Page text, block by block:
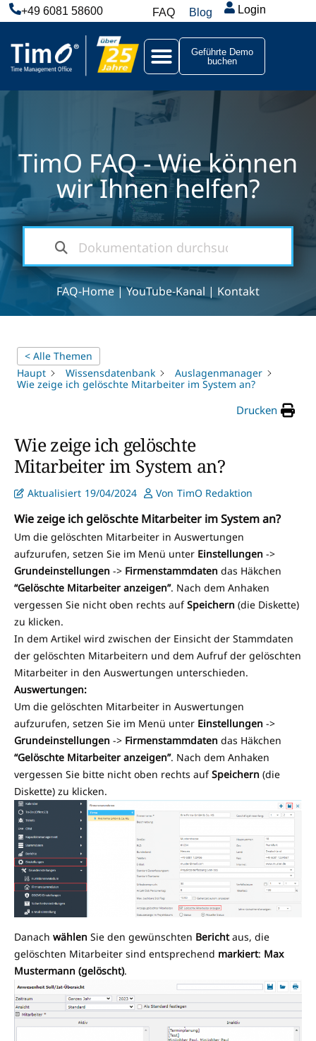
+49 6081 58600 FAQ Blog Login
Geführte Demo
buchen
TimO FAQ - Wie können
wir Ihnen helfen?
FAQ-Home|YouTube-Kanal | Kontakt
< Alle Themen
Haupt
Wissensdatenbank
Auslagenmanager
Wie zeige ich gelöschte Mitarbeiter im System an?
Drucken
Wie zeige ich gelöschte
Mitarbeiter im System an?
Aktualisiert 19/04/2024 Von TimO Redaktion
Wie zeige ich gelöschte Mitarbeiter im System an?
Um die gelöschten Mitarbeiter in Auswertungen
aufzurufen, setzen Sie im Menü unter Einstellungen ->
Grundeinstellungen -> Firmenstammdaten das Häkchen
“Gelöschte Mitarbeiter anzeigen”. Nach dem Anhaken
vergessen Sie nicht oben rechts aufSpeichern (die Diskette)
zu klicken.
In dem Artikel wird zwischen der Einsicht der Stammdaten
der gelöschten Mitarbeitern und dem Aufruf der gelöschten
Mitarbeiter in den Auswertungen unterschieden.
Auswertungen:
Um die gelöschten Mitarbeiter in Auswertungen
aufzurufen, setzen Sie im Menü unter Einstellungen ->
Grundeinstellungen -> Firmenstammdaten das Häkchen
“Gelöschte Mitarbeiter anzeigen”. Nach dem Anhaken
vergessen Sie bitte nicht oben rechts aufSpeichern (die
Diskette) zu klicken.
Danach wählen Sie den gewünschten Berichtaus, die
gelöschten Mitarbeiter sind entsprechend markiert: Max
Mustermann (gelöscht).